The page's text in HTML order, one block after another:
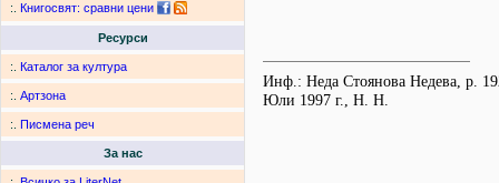
:. Книгосвят: сравни цени
Ресурси
:. Каталог за култура
:. Артзона
:. Писмена реч
За нас
Инф.: Неда Стоянова Недева, р.
Юли 1997 г., Н. Н.